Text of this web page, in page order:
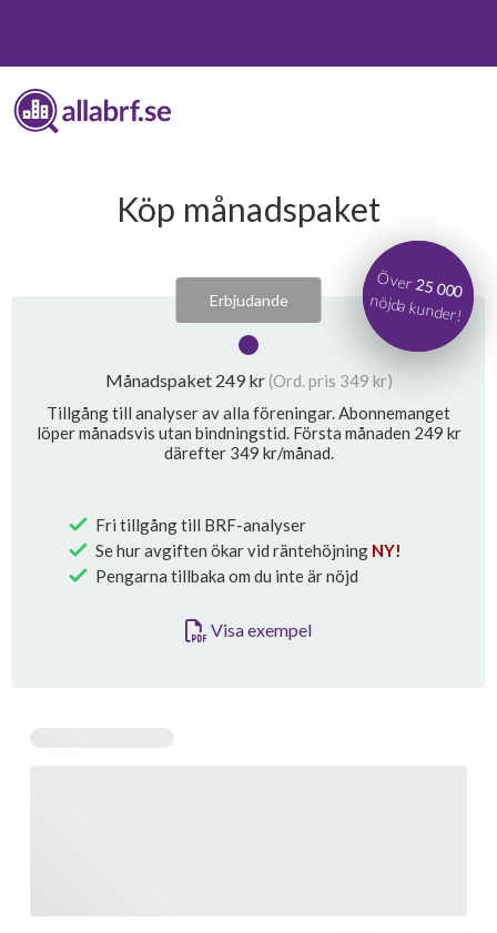
Köp månadspaket
Månadspaket 249 kr (Ord. pris 349 kr)
Tillgång till analyser avalla föreningar.Abonnemanget
löper månadsvis utan bindningstid.Första månaden 249 kr
därefter 349 kr/månad.
Fri tillgång till BRF-analyser
Se hur avgiften ökar vid räntehöjning NY!
Pengarna tillbaka om du inte är nöjd
Över25 000
nöjda kunder!
Visa exempel
Över25 000
nöjda kunder!